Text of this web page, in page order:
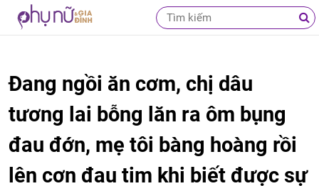
Đang ngồi ăn cơm, chị dâu
tương lai bỗng lăn ra ôm bụng
đau đớn, mẹ tôi bàng hoàng rồi
lên cơn đau tim khi biết được sự